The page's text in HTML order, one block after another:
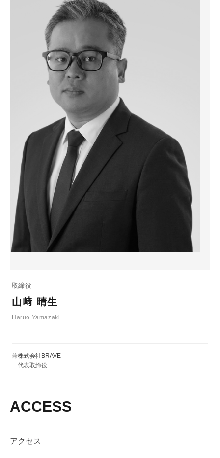
取締役
山﨑 晴生
Haruo Yamazaki
兼株式会社BRAVE
代表取締役
ACCESS
アクセス